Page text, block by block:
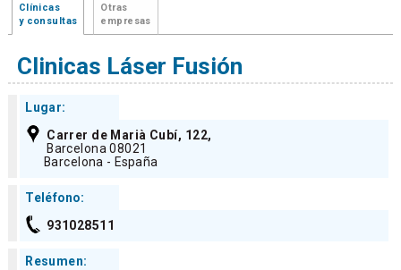
Clínicas
y consultas
Otras
empresas
Clinicas Láser Fusión
Lugar:
Carrer de Marià Cubí, 122,
Barcelona 08021
Barcelona - España
Teléfono:
931028511
Resumen: